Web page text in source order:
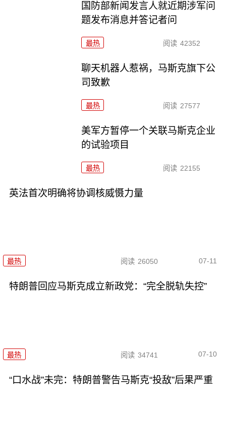
国防部新闻发言人就近期涉军问
题发布消息并答记者问
最热 阅读 42352
聊天机器人惹祸，马斯克旗下公
司致歉
最热 阅读 27577
美军方暂停一个关联马斯克企业
的试验项目
最热 阅读 22155
英法首次明确将协调核威慑力量
最热 阅读 26050 07-11
特朗普回应马斯克成立新政党：“完全脱轨失控”
最热 阅读 34741 07-10
“口水战”未完：特朗普警告马斯克“投敌”后果严重